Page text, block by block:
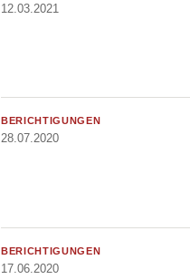
12.03.2021
BERICHTIGUNGEN
28.07.2020
BERICHTIGUNGEN
17.06.2020